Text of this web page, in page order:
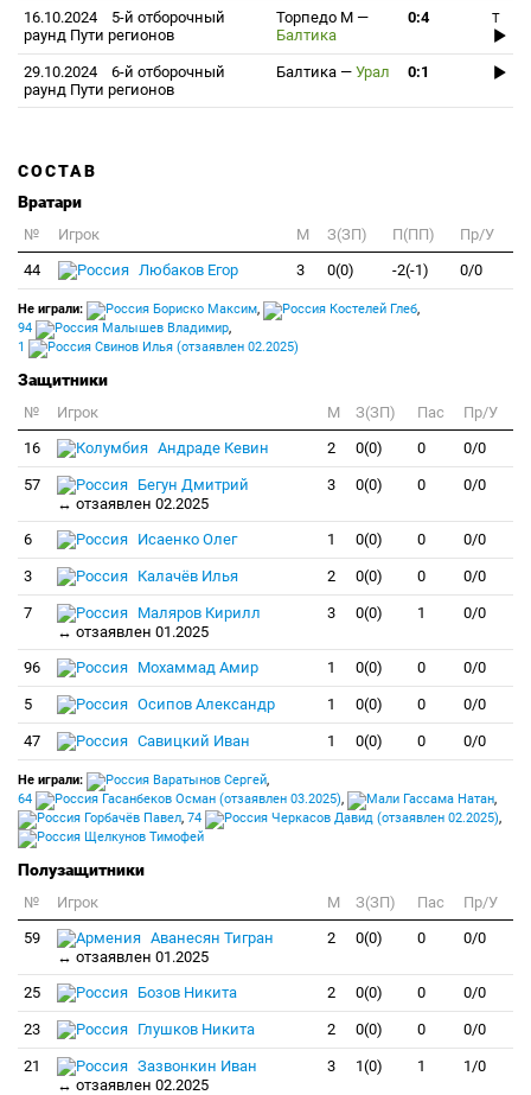
16.10.2024
5-й отборочный
раунд Пути регионов
Торпедо М —
Балтика
0:4 T
29.10.2024
6-й отборочный
раунд Пути регионов
Балтика — Урал 0:1
СОСТАВ
Вратари
№ Игрок M З(ЗП) П(ПП)
Пр/У
44
Любаков Егор 3 0(0) -2(-1) 0/0
Не играли: Бориско Максим, Костелей Глеб,
94
Малышев Владимир,
1
Свинов Илья (отзаявлен 02.2025)
Защитники
№ Игрок M З(ЗП) Пас
Пр/У
16
Андраде Кевин 2 0(0) 0 0/0
57
Бегун Дмитрий
↔ отзаявлен 02.2025
3 0(0) 0 0/0
6 Исаенко Олег 1 0(0) 0 0/0
3 Калачёв Илья 2 0(0) 0 0/0
7
Маляров Кирилл
↔ отзаявлен 01.2025
3 0(0) 1 0/0
96 Мохаммад Амир 1 0(0) 0 0/0
5 Осипов Александр 1 0(0) 0 0/0
47 Савицкий Иван 1 0(0) 0 0/0
Не играли: Варатынов Сергей,
64
Гасанбеков Осман (отзаявлен 03.2025), Гассама Натан,
Горбачёв Павел, 74 Черкасов Давид (отзаявлен 02.2025),
Щелкунов Тимофей
Полузащитники
№ Игрок M З(ЗП) Пас
Пр/У
59
Аванесян Тигран
↔ отзаявлен 01.2025
2 0(0) 0 0/0
25 Бозов Никита 2 0(0) 0 0/0
23 Глушков Никита 2 0(0) 0 0/0
21
Зазвонкин Иван
↔ отзаявлен 02.2025
3 1(0) 1 1/0